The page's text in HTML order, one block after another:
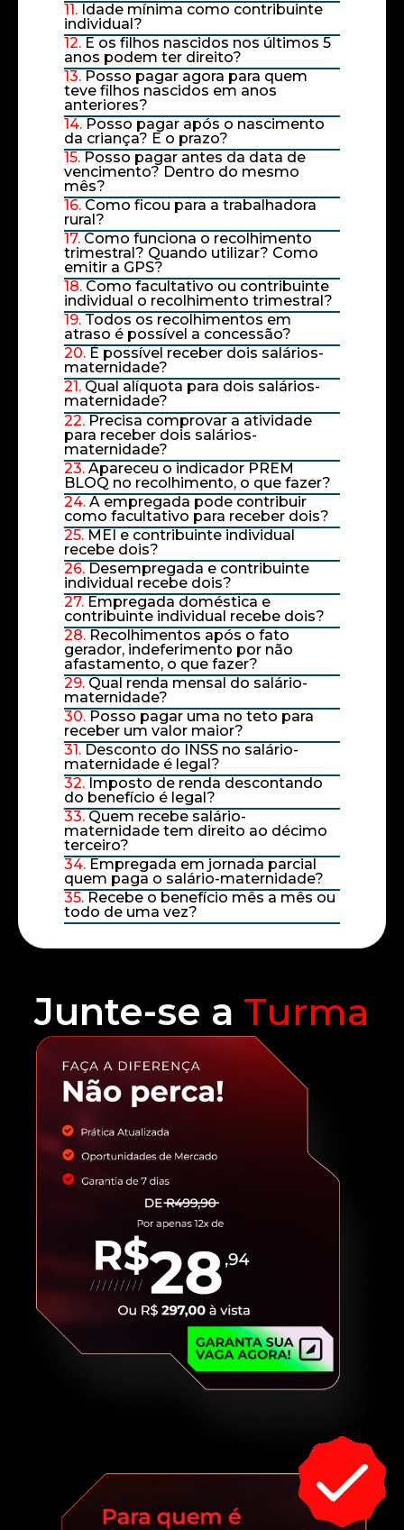
11. Idade mínima como contribuinte
individual?
12. E os filhos nascidos nos últimos 5
anos podem ter direito?
13. Posso pagar agora para quem
teve filhos nascidos em anos
anteriores?
14. Posso pagar após o nascimento
da criança? E o prazo?
15. Posso pagar antes da data de
vencimento? Dentro do mesmo
mês?
16. Como ficou para a trabalhadora
rural?
17. Como funciona o recolhimento
trimestral? Quando utilizar? Como
emitir a GPS?
18. Como facultativo ou contribuinte
individual o recolhimento trimestral?
19. Todos os recolhimentos em
atraso é possível a concessão?
20. É possível receber dois salários-
maternidade?
21. Qual alíquota para dois salários-
maternidade?
22. Precisa comprovar a atividade
para receber dois salários-
maternidade?
23. Apareceu o indicador PREM
BLOQ no recolhimento, o que fazer?
24. A empregada pode contribuir
como facultativo para receber dois?
25. MEI e contribuinte individual
recebe dois?
26. Desempregada e contribuinte
individual recebe dois?
27. Empregada doméstica e
contribuinte individual recebe dois?
28. Recolhimentos após o fato
gerador, indeferimento por não
afastamento, o que fazer?
29. Qual renda mensal do salário-
maternidade?
30. Posso pagar uma no teto para
receber um valor maior?
31. Desconto do INSS no salário-
maternidade é legal?
32. Imposto de renda descontando
do benefício é legal?
33. Quem recebe salário-
maternidade tem direito ao décimo
terceiro?
34. Empregada em jornada parcial
quem paga o salário-maternidade?
35. Recebe o benefício mês a mês ou
todo de uma vez?
Junte-se a Turma